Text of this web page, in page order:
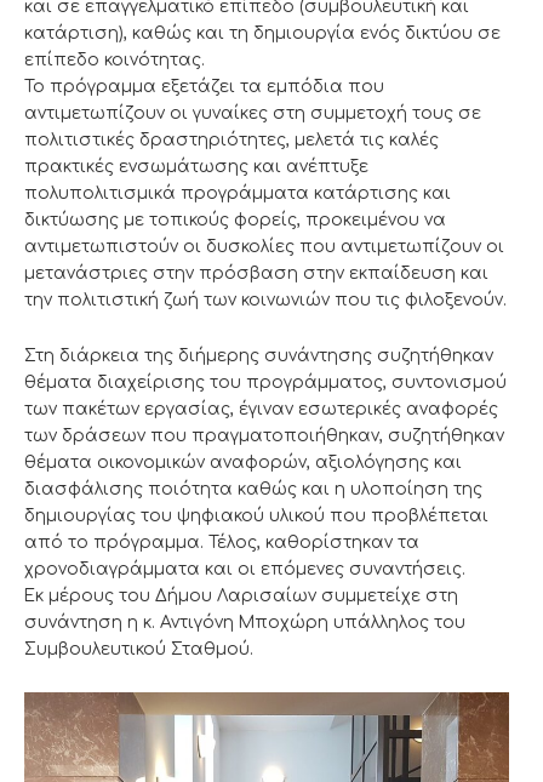
και σε επαγγελματικό επίπεδο (συμβουλευτική και
κατάρτιση), καθώς και τη δημιουργία ενός δικτύου σε
επίπεδο κοινότητας.
Το πρόγραμμα εξετάζει τα εμπόδια που
αντιμετωπίζουν οι γυναίκες στη συμμετοχή τους σε
πολιτιστικές δραστηριότητες, μελετά τις καλές
πρακτικές ενσωμάτωσης και ανέπτυξε
πολυπολιτισμικά προγράμματα κατάρτισης και
δικτύωσης με τοπικούς φορείς, προκειμένου να
αντιμετωπιστούν οι δυσκολίες που αντιμετωπίζουν οι
μετανάστριες στην πρόσβαση στην εκπαίδευση και
την πολιτιστική ζωή των κοινωνιών που τις φιλοξενούν.
Στη διάρκεια της διήμερης συνάντησης συζητήθηκαν
θέματα διαχείρισης του προγράμματος, συντονισμού
των πακέτων εργασίας, έγιναν εσωτερικές αναφορές
των δράσεων που πραγματοποιήθηκαν, συζητήθηκαν
θέματα οικονομικών αναφορών, αξιολόγησης και
διασφάλισης ποιότητα καθώς και η υλοποίηση της
δημιουργίας του ψηφιακού υλικού που προβλέπεται
από το πρόγραμμα. Τέλος, καθορίστηκαν τα
χρονοδιαγράμματα και οι επόμενες συναντήσεις.
Εκ μέρους του Δήμου Λαρισαίων συμμετείχε στη
συνάντηση η κ. Αντιγόνη Μποχώρη υπάλληλος του
Συμβουλευτικού Σταθμού.